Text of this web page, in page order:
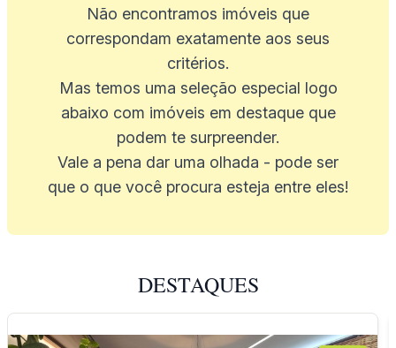
Não encontramos imóveis que
correspondam exatamente aos seus
critérios.
Mas temos uma seleção especial logo
abaixo com imóveis em destaque que
podem te surpreender.
Vale a pena dar uma olhada - pode ser
que o que você procura esteja entre eles!
DESTAQUES